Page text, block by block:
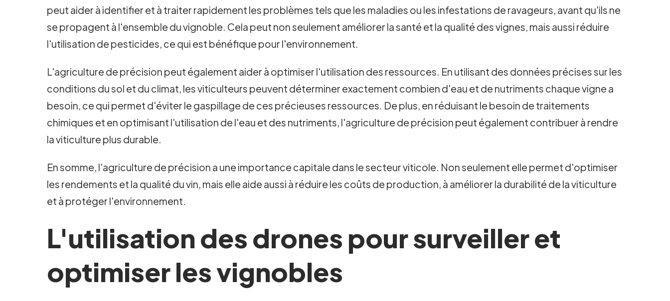
peut aider à identifier et à traiter rapidement les problèmes tels que les maladies ou les infestations de ravageurs, avant qu'ils ne
se propagent à l'ensemble du vignoble. Cela peut non seulement améliorer la santé et la qualité des vignes, mais aussi réduire
l'utilisation de pesticides, ce qui est bénéfique pour l'environnement.
L'agriculture de précision peut également aider à optimiser l'utilisation des ressources. En utilisant des données précises sur les
conditions du sol et du climat, les viticulteurs peuvent déterminer exactement combien d'eau et de nutriments chaque vigne a
besoin, ce qui permet d'éviter le gaspillage de ces précieuses ressources. De plus, en réduisant le besoin de traitements
chimiques et en optimisant l'utilisation de l'eau et des nutriments, l'agriculture de précision peut également contribuer à rendre
la viticulture plus durable.
En somme, l'agriculture de précision a une importance capitale dans le secteur viticole. Non seulement elle permet d'optimiser
les rendements et la qualité du vin, mais elle aide aussi à réduire les coûts de production, à améliorer la durabilité de la viticulture
et à protéger l'environnement.
L'utilisation des drones pour surveiller et
optimiser les vignobles